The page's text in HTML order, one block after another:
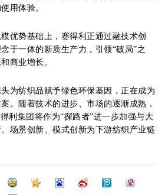
用体验。
优势基础上，赛得利正通过融技术创
于一体的新质生产力，引领“破局”之
商业增长。
为纺织品赋予绿色环保基因，正在成为
。随着技术的进步、市场的逐渐成熟，
利集团将作为“探路者”进一步加强与大
场景创新、模式创新为下游纺织产业链